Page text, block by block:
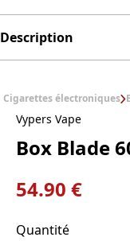
Description
Cigarettes électroniques
Vypers Vape
Box Blade
54.90 €
Quantité